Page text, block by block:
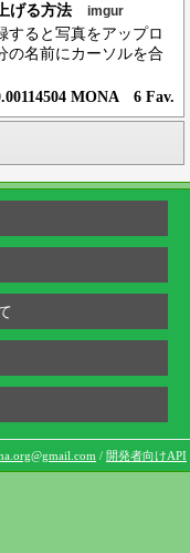
げる方法 imgur
すると写真をアップロ
の名前にカーソルを合
MONA 6 Fav.
/ 開発者向けAPI